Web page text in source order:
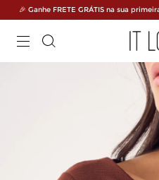
🎉 Ganhe FRETE GRÁTIS na sua